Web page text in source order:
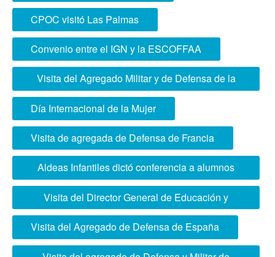
CPOC visitó Las Palmas
Convenio entre el IGN y la ESCOFFAA
Visita del Agregado Militar y de Defensa de la
República Argentina
Día Internacional de la Mujer
Visita de agregada de Defensa de Francia
Aldeas Infantiles dictó conferencia a alumnos
ESCOFFAA
Visita del Director General de Educación y
Doctrina del Ministerio de Defensa
Visita del Agregado de Defensa de España